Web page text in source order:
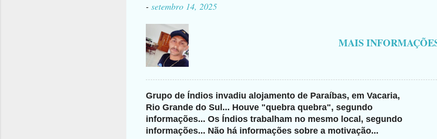
- setembro 14, 2025
MAIS
Grupo de Índios invadiu alojamento de Paraíbas, em Vacaria,
Rio Grande do Sul... Houve "quebra quebra", segundo
informações... Os Índios trabalham no mesmo local, segundo
informações... Não há informações sobre a motivação...